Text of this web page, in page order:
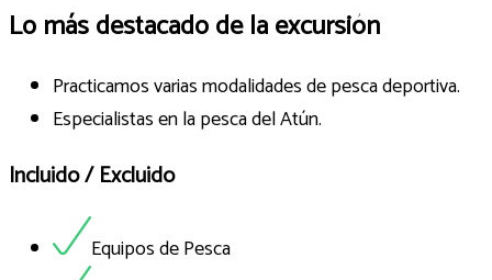
Lo más destacado de la excursión
Practicamos varias modalidades de pesca deportiva.
Especialistas en la pesca del Atún.
Incluido / Excluido
Equipos de Pesca